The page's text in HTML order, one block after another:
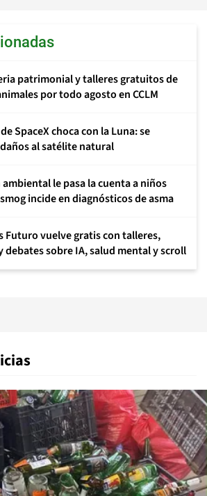
patrimonial y talleres gratuitos de
por todo agosto en CCLM
SpaceX choca con la Luna: se
al satélite natural
le pasa la cuenta a niños
incide en diagnósticos de asma
Futuro vuelve gratis con talleres,
debates sobre IA, salud mental y scroll